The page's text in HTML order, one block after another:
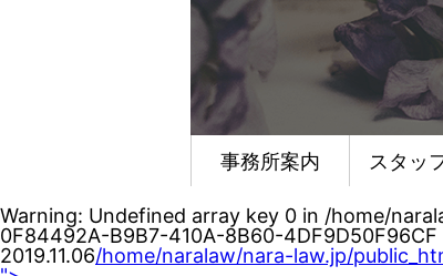
事務所案内 スタッ
Warning: Undefined array key 0 in /home/
0F84492A-B9B7-410A-8B60-4DF9D50F96CF
2019.11.06/home/naralaw/nara-law.jp/